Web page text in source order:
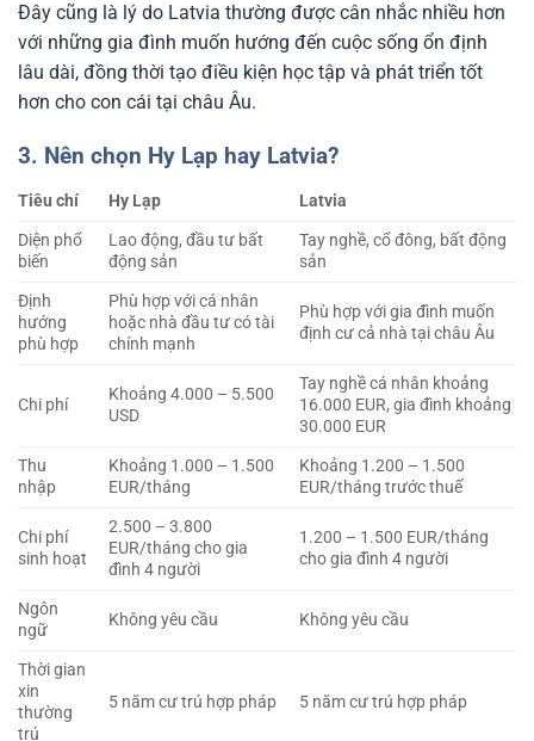
Đây cũng là lý do Latvia thường được cân nhắc nhiều hơn
với những gia đình muốn hướng đến cuộc sống ổn định
lâu dài, đồng thời tạo điều kiện học tập và phát triển tốt
hơn cho con cái tại châu Âu.
3. Nên chọn Hy Lạp hay Latvia?
Tiêu chí Hy Lạp
Latvia
Diện phổ
biến
Lao động, đầu tư bất
động sản
Tay nghề, cổ đông, bất động
sản
Định
hướng
phù hợp
Phù hợp với cá nhân
hoặc nhà đầu tư có tài
chính mạnh
Phù hợp với gia đình muốn
định cư cả nhà tại châu Âu
Chi phí
Khoảng 4.000 – 5.500
USD
Tay nghề cá nhân khoảng
16.000 EUR, gia đình khoảng
30.000 EUR
Thu
nhập
Khoảng 1.000 – 1.500
EUR/tháng
Khoảng 1.200 – 1.500
EUR/tháng trước thuế
Chi phí
sinh hoạt
2.500 – 3.800
EUR/tháng cho gia
đình 4 người
1.200 – 1.500 EUR/tháng
cho gia đình 4 người
Ngôn
ngữ
Không yêu cầu Không yêu cầu
Thời gian
xin
thường
trú
5 năm cư trú hợp pháp 5 năm cư trú hợp pháp